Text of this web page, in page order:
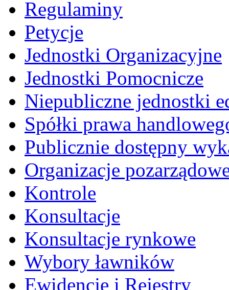
Regulaminy
Petycje
Jednostki Organizacyjne
Jednostki Pomocnicze
Niepubliczne jednostki
Spółki prawa
Publicznie dostępny
Organizacje
Kontrole
Konsultacje
Konsultacje rynkowe
Wybory ławników
Ewidencje i Rejestry